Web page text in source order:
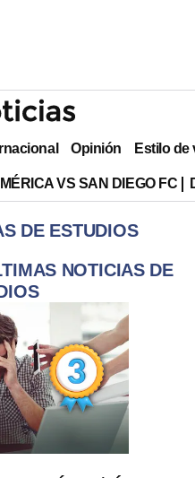
Opinión Estilo de
VS SAN DIEGO FC
DE ESTUDIOS
NOTICIAS DE